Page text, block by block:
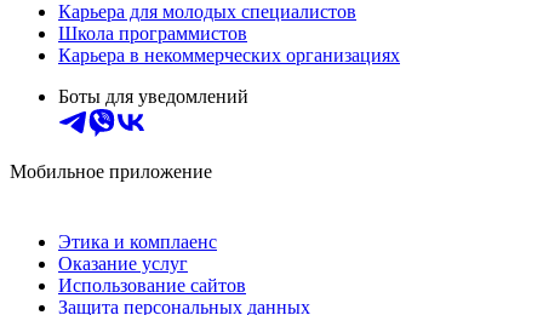
Карьера для молодых специалистов
Школа программистов
Карьера в некоммерческих организациях
Боты для уведомлений
Мобильное приложение
Этика и комплаенс
Оказание услуг
Использование сайтов
Защита персональных данных